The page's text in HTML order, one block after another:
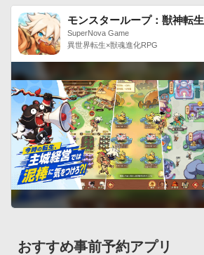
モンスターループ：獣神転生
SuperNova Game
異世界転生×獣魂進化RPG
おすすめ事前予約アプリ